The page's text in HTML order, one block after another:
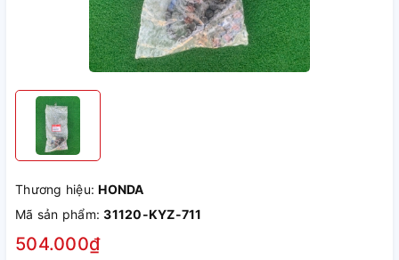
Thương hiệu:HONDA
Mã sản phẩm:31120-KYZ-711
504.000₫